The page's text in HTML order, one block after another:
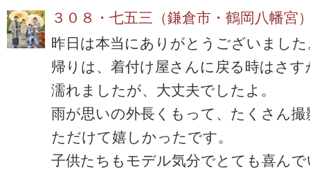
３０８・七五三（鎌倉市・鶴岡八幡宮
昨日は本当にありがとうございました
帰りは、着付け屋さんに戻る時はさす
濡れましたが、大丈夫でしたよ。
雨が思いの外長くもって、たくさん
ただけて嬉しかったです。
子供たちもモデル気分でとても喜ん